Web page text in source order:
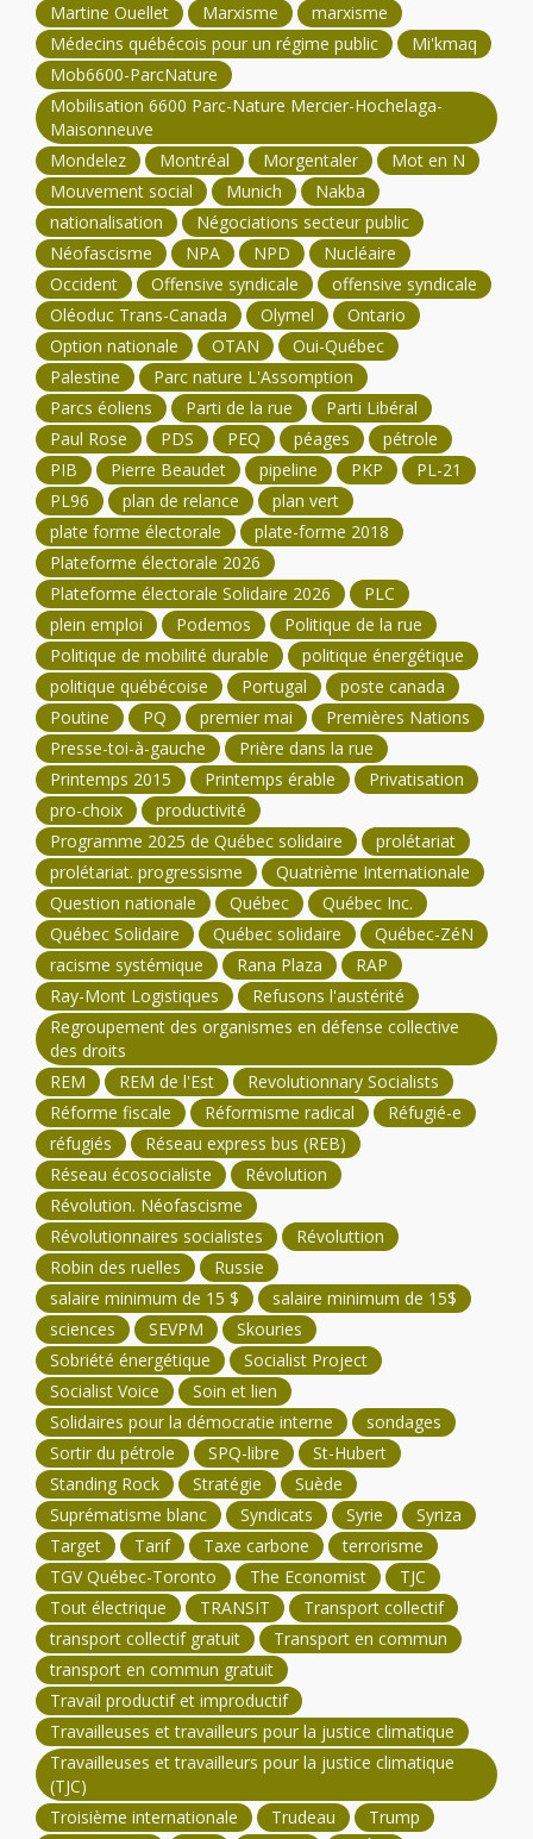
Martine Ouellet
Marxisme
marxisme
Médecins québécois pour un régime public
Mi'kmaq
Mob6600-ParcNature
Mobilisation 6600 Parc-Nature Mercier-Hochelaga-
Maisonneuve
Mondelez
Montréal Morgentaler
Mot en N
Mouvement social
Munich
Nakba
nationalisation
Négociations secteur public
Néofascisme
NPA NPD
Nucléaire
Occident
Offensive syndicale
offensive syndicale
Oléoduc Trans-Canada
Olymel
Ontario
Option nationale
OTAN
Oui-Québec
Palestine
Parc nature L'Assomption
Parcs éoliens
Parti de la rue
Parti Libéral
Paul Rose
PDS PEQ péages
pétrole
PIB
Pierre Beaudet pipeline PKP
PL-21
PL96
plan de relance
plan vert
plate forme électorale
plate-forme 2018
Plateforme électorale 2026
Plateforme électorale Solidaire 2026
PLC
plein emploi
Podemos
Politique de la rue
Politique de mobilité durable
politique énergétique
politique québécoise
Portugal
poste canada
Poutine
PQ premier mai
Premières Nations
Presse-toi-à-gauche
Prière dans la rue
Printemps 2015
Printemps érable
Privatisation
pro-choix
productivité
Programme 2025 de Québec solidaire
prolétariat
prolétariat. progressisme
Quatrième Internationale
Question nationale
Québec
Québec Inc.
Québec Solidaire
Québec solidaire
Québec-ZéN
racisme systémique
Rana Plaza
RAP
Ray-Mont Logistiques
Refusons l'austérité
Regroupement des organismes en défense collective
des droits
REM
REM de l'Est
Revolutionnary Socialists
Réforme fiscale
Réformisme radical
Réfugié-e
réfugiés
Réseau express bus (REB)
Réseau écosocialiste
Révolution
Révolution. Néofascisme
Révolutionnaires socialistes
Révoluttion
Robin des ruelles
Russie
salaire minimum de 15 $
salaire minimum de 15$
sciences
SEVPM
Skouries
Sobriété énergétique
Socialist Project
Socialist Voice
Soin et lien
Solidaires pour la démocratie interne
sondages
Sortir du pétrole
SPQ-libre
St-Hubert
Standing Rock
Stratégie
Suède
Suprématisme blanc
Syndicats Syrie
Syriza
Target
Tarif Taxe carbone
terrorisme
TGV Québec-Toronto
The Economist
TJC
Tout électrique
TRANSIT
Transport collectif
transport collectif gratuit
Transport en commun
transport en commun gratuit
Travail productif et improductif
Travailleuses et travailleurs pour la justice climatique
Travailleuses et travailleurs pour la justice climatique
(TJC)
Troisième internationale
Trudeau
Trump